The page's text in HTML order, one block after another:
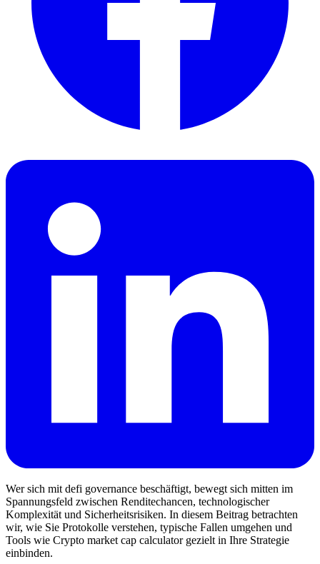
Wer sich mit defi governance beschäftigt, bewegt sich mitten im
Spannungsfeld zwischen Renditechancen, technologischer
Komplexität und Sicherheitsrisiken. In diesem Beitrag betrachten
wir, wie Sie Protokolle verstehen, typische Fallen umgehen und
Tools wie Crypto market cap calculator gezielt in Ihre Strategie
einbinden.